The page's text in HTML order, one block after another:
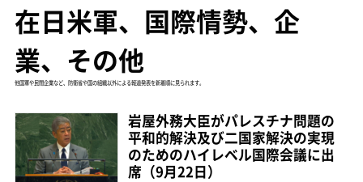
在日米軍、国際情勢、企
業、その他
他国軍や民間企業など、防衛省や国の組織以外による報道発表を新着順に見られます。
岩屋外務大臣がパレスチナ問題の
平和的解決及び二国家解決の実現
のためのハイレベル国際会議に出
席（9月22日）